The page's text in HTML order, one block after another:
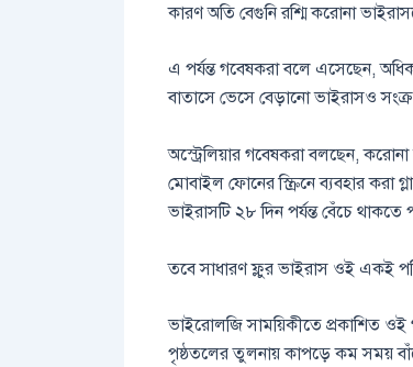
কারণ অতি বেগুনি রশ্মি করোনা
এ পর্যন্ত গবেষকরা বলে এসেছেন,
বাতাসে ভেসে বেড়ানো ভাইরাসও
অস্ট্রেলিয়ার গবেষকরা বলছেন, করোনা
মোবাইল ফোনের স্ক্রিনে ব্যবহার করা
ভাইরাসটি ২৮ দিন পর্যন্ত বেঁচে থাকতে
তবে সাধারণ ফ্লুর ভাইরাস ওই একই
ভাইরোলজি সাময়িকীতে প্রকাশিত
পৃষ্ঠতলের তুলনায় কাপড়ে কম সময়